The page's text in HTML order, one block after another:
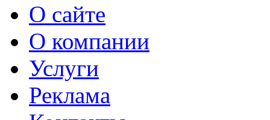
О сайте
О компании
Услуги
Реклама